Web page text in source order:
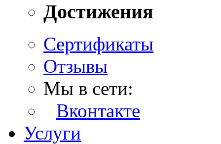
Достижения
Сертификаты
Отзывы
Мы в сети:
Вконтакте
Услуги